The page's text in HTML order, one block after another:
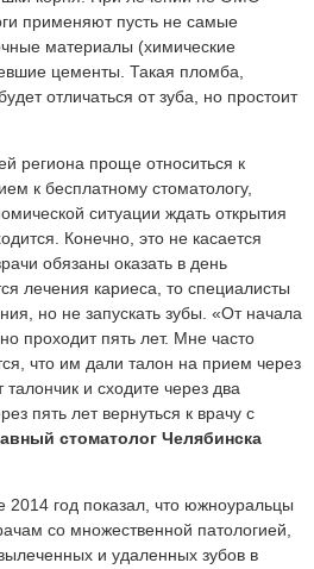
применяют пусть не самые
материалы (химические
цементы. Такая пломба,
отличаться от зуба, но простоит
региона проще относиться к
к бесплатному стоматологу,
ситуации ждать открытия
Конечно, это не касается
обязаны оказать в день
лечения кариеса, то специалисты
но не запускать зубы. «От начала
проходит пять лет. Мне часто
что им дали талон на прием через
и сходите через два
пять лет вернуться к врачу с
стоматолог Челябинска
2014 год показал, что южноуральцы
со множественной патологией,
и удаленных зубов в